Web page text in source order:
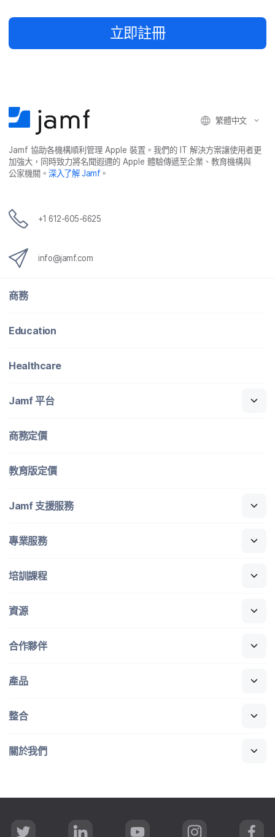
立即​註冊
繁體​中文
Jamf協助​各​機構​順利​管理 Apple裝置。​我們​的 IT解決​方案​讓​使用​者​更​
加強​大，​同時​致力​將​名聞​遐邇​的 Apple體驗​傳遞​至​企業、​教育​機構​與​
公家​機關。深入​了​解Jamf。
+1 612-605-6625
info@jamf.com
商務
Education
Healthcare
Jamf平​台
商務定​價
教育版定​價
Jamf 支援​服務
專業​服務
培訓​課程
資源
合作​夥伴
產品
整合
關於​我們
T L Y I F